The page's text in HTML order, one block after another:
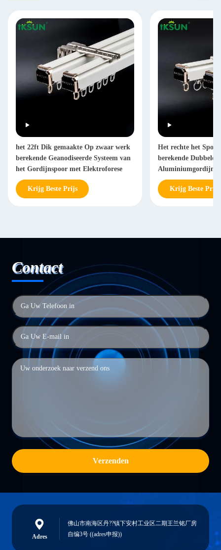
het 22ft Dik gemaakte Op zwaar werk
berekende Geanodiseerde Systeem van
het Gordijnspoor met Elektroforese
Krijg Beste Prijs
Het rechte het
berekende Dubbele
Aluminiumgordijn
Krijg Beste Prijs
Contact
Verzenden
Adres
佛山市南海区丹??镇下安村工业区二期王兰铭厂房
自编3号 ((adres申报))